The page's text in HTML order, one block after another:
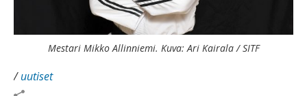
Mestari Mikko Allinniemi. Kuva: Ari Kairala / SITF
/uutiset